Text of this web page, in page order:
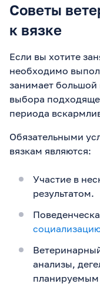
Советы
к вязке
Если вы хотите
необходимо
занимает
выбора
периода
Обязательными
вязкам являются:
Участие в
результатом.
анализы,